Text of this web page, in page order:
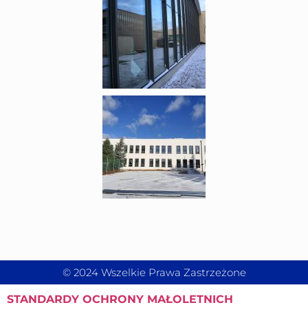
© 2024 Wszelkie Prawa Zastrzeżone
STANDARDY OCHRONY MAŁOLETNICH